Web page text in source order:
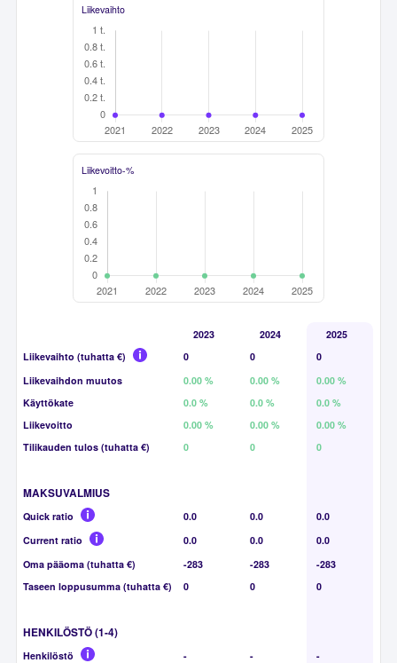
Liikevaihto
Liikevoitto-%
2023 2024
2025
Liikevaihto (tuhatta €)
0 0
0
Liikevaihdon muutos
0.00 % 0.00 %
0.00 %
Käyttökate
0.0 % 0.0 %
0.0 %
Liikevoitto
0.00 % 0.00 %
0.00 %
Tilikauden tulos (tuhatta €)
0 0 0
MAKSUVALMIUS
Quick ratio 0.0 0.0
0.0
Current ratio
0.0 0.0
0.0
Oma pääoma (tuhatta €)
-283 -283
-283
Taseen loppusumma (tuhatta €)
0 0 0
HENKILÖSTÖ (1-4)
Henkilöstö - -
-